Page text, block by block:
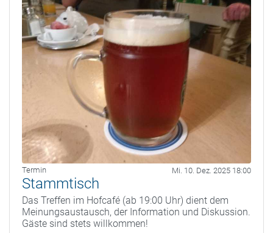
Termin Mi. 10. Dez. 2025 18:00
Stammtisch
Das Treffen im Hofcafé (ab 19:00 Uhr) dient dem
Meinungsaustausch, der Information und Diskussion.
Gäste sind stets willkommen!